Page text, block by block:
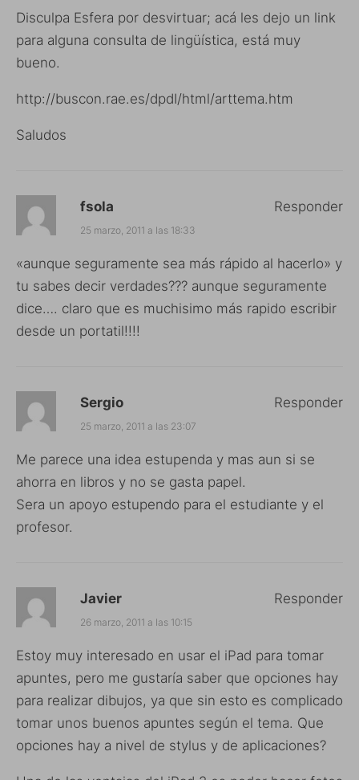
Disculpa Esfera por desvirtuar; acá les dejo un link
para alguna consulta de lingüística, está muy
bueno.
http://buscon.rae.es/dpdI/html/arttema.htm
Saludos
fsola
25 marzo, 2011 a las 18:33
«aunque seguramente sea más rápido al hacerlo» y
tu sabes decir verdades??? aunque seguramente
dice…. claro que es muchisimo más rapido escribir
desde un portatil!!!!
Responder
Sergio
25 marzo, 2011 a las 23:07
Me parece una idea estupenda y mas aun si se
ahorra en libros y no se gasta papel.
Sera un apoyo estupendo para el estudiante y el
profesor.
Responder
Javier
26 marzo, 2011 a las 10:15
Estoy muy interesado en usar el iPad para tomar
apuntes, pero me gustaría saber que opciones hay
para realizar dibujos, ya que sin esto es complicado
tomar unos buenos apuntes según el tema. Que
opciones hay a nivel de stylus y de aplicaciones?
Responder